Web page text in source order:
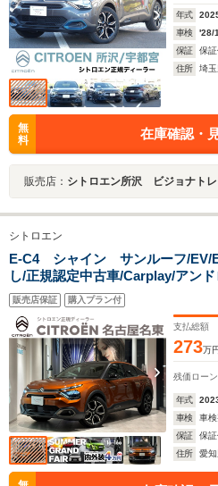
年式
車検
'28/
保証
保
住所
埼
無
料
在庫確認・
販売店： シトロエン所沢 ビジョナトレーデ
シトロエン
E-C4 シャイン サンルーフ/EV/
し/正規認定中古車/Carplay/アン
メラ/シートヒーター/運転席電動
ト/ヘッドアップディスプレイ
販売店保証 購入プラン付
支払総額
273万
残価ローン
年式
車検
車
保証
保
住所
愛